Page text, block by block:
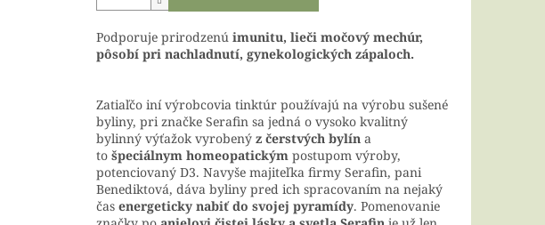
Podporuje prirodzenú imunitu, lieči močový mechúr,
pôsobí pri nachladnutí, gynekologických zápaloch.
Zatiaľčo iní výrobcovia tinktúr používajú na výrobu sušené
byliny, pri značke Serafin sa jedná o vysoko kvalitný
bylinný výťažok vyrobený z čerstvých bylín a
to špeciálnym homeopatickým postupom výroby,
potenciovaný D3. Navyše majiteľka firmy Serafin, pani
Benediktová, dáva byliny pred ich spracovaním na nejaký
čas energeticky nabiť do svojej pyramídy. Pomenovanie